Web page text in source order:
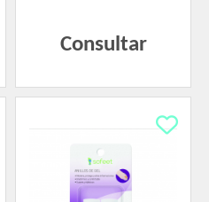
Consultar